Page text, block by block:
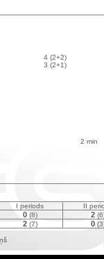
4 (2+2)
3 (2+1)
2 min
I periods II
0(8) 2
2(7) 0